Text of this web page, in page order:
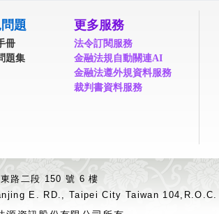
題
冊
題集
更多服務
法令訂閱服務
金融法規自動關連AI
金融法遵外規資料服務
裁判書資料服務
路二段 150 號 6 樓
E. RD., Taipei City Taiwan 104,R.O.C.